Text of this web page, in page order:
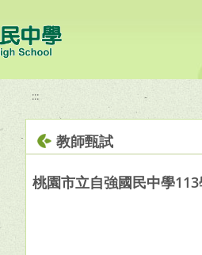
:::
教師甄試
桃園市立自強國民中學